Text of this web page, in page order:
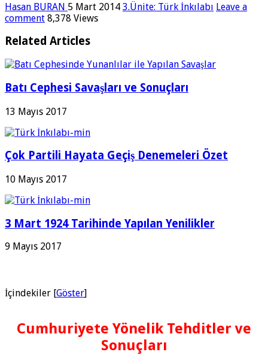
Hasan BURAN 5 Mart 2014 3.Ünite: Türk İnkılabı Leave a
comment 8,378 Views
Related Articles
Batı Cephesi Savaşları ve Sonuçları
13 Mayıs 2017
Çok Partili Hayata Geçiş Denemeleri Özet
10 Mayıs 2017
3 Mart 1924 Tarihinde Yapılan Yenilikler
9 Mayıs 2017
İçindekiler [Göster]
Cumhuriyete Yönelik Tehditler ve
Sonuçları